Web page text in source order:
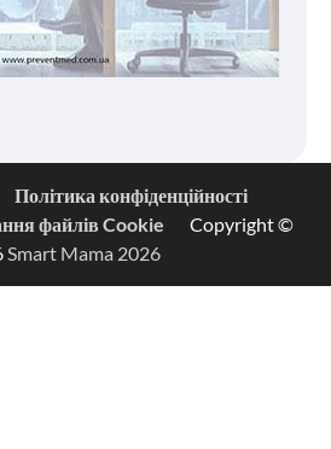
Політика конфіденційності
файлів Cookie
Copyright ©
Smart Mama 2026